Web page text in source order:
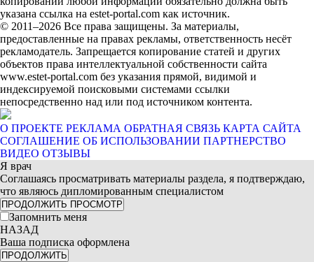
указана ссылка на estet-portal.com как источник.
© 2011–2026 Все права защищены. За материалы,
предоставленные на правах рекламы, ответственность несёт
рекламодатель. Запрещается копирование статей и других
объектов права интеллектуальной собственности сайта
www.estet-portal.com без указания прямой, видимой и
индексируемой поисковыми системами ссылки
непосредственно над или под источником контента.
О ПРОЕКТЕ РЕКЛАМА ОБРАТНАЯ СВЯЗЬ КАРТА САЙТА
СОГЛАШЕНИЕ ОБ ИСПОЛЬЗОВАНИИ ПАРТНЕРСТВО
ВИДЕО ОТЗЫВЫ
Я врач
Соглашаясь просматривать материалы раздела, я подтверждаю,
что являюсь дипломированным специалистом
ПРОДОЛЖИТЬ ПРОСМОТР
Запомнить меня
НАЗАД
Ваша подписка оформлена
ПРОДОЛЖИТЬ